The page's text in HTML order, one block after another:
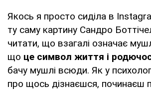
Якось я просто сиділа в
ту саму картину Сандро
читати, що взагалі означає
що це символ життя і
бачу мушлі всюди. Як у
про щось дізнаєшся, починаєш